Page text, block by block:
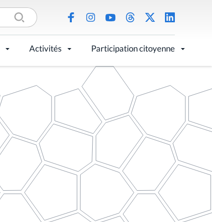
Activités Participation citoyenne